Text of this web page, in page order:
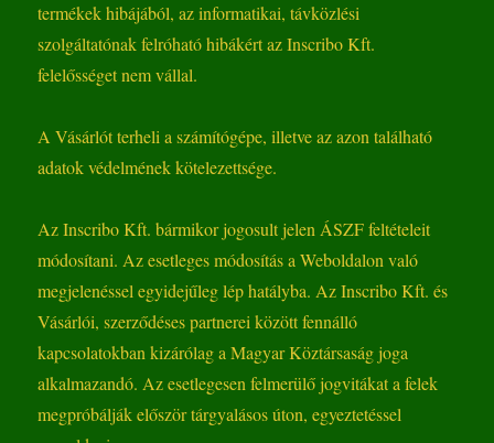
termékek hibájából, az informatikai, távközlési
szolgáltatónak felróható hibákért az Inscribo Kft.
felelősséget nem vállal.
A Vásárlót terheli a számítógépe, illetve az azon található
adatok védelmének kötelezettsége.
Az Inscribo Kft. bármikor jogosult jelen ÁSZF feltételeit
módosítani. Az esetleges módosítás a Weboldalon való
megjelenéssel egyidejűleg lép hatályba. Az Inscribo Kft. és
Vásárlói, szerződéses partnerei között fennálló
kapcsolatokban kizárólag a Magyar Köztársaság joga
alkalmazandó. Az esetlegesen felmerülő jogvitákat a felek
megpróbálják először tárgyalásos úton, egyeztetéssel